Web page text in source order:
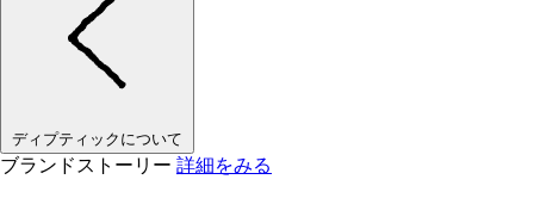
ディプティックについて
ブランドストーリー 詳細をみる